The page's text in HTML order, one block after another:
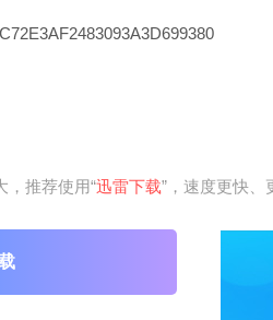
，推荐使用“迅雷下载”，速度更快、